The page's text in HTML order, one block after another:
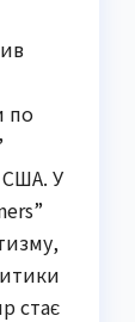
по
США. У
стає